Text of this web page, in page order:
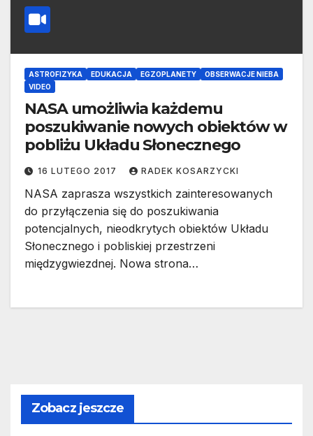
ASTROFIZYKA EDUKACJA EGZOPLANETY
OBSERWACJE NIEBA
VIDEO
NASA umożliwia każdemu
poszukiwanie nowych obiektów w
pobliżu Układu Słonecznego
16 LUTEGO 2017 RADEK KOSARZYCKI
NASA zaprasza wszystkich zainteresowanych
do przyłączenia się do poszukiwania
potencjalnych, nieodkrytych obiektów Układu
Słonecznego i pobliskiej przestrzeni
międzygwiezdnej. Nowa strona…
Zobacz jeszcze